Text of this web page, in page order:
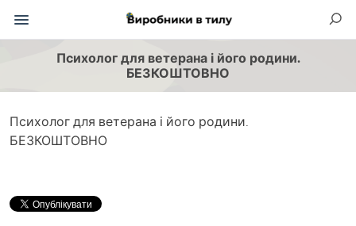
Психолог для ветерана і його родини.
БЕЗКОШТОВНО
Психолог для ветерана і його родини.
БЕЗКОШТОВНО